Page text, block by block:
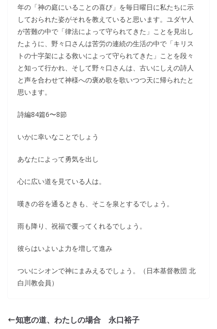
年の「神の庭にいることの喜び」を毎日曜日に私たちに示
しておられた姿がそれを教えていると思います。ユダヤ人
が苦難の中で「律法によって守られてきた」ことを見出し
たように、野々口さんは苦労の連続の生活の中で「キリス
トの十字架による救いによって守られてきた」ことを段々
と知って行かれ、そして野々口さんは、古いにしえの詩人
と声を合わせて神様への褒め歌を歌いつつ天に帰られたと
思います。
詩編84篇6〜8節
いかに幸いなことでしょう
あなたによって勇気を出し
心に広い道を見ている人は。
嘆きの谷を通るときも、そこを泉とするでしょう。
雨も降り、祝福で覆ってくれるでしょう。
彼らはいよいよ力を増して進み
ついにシオンで神にまみえるでしょう。（日本基督教団 北
白川教会員）
知恵の道、わたしの場合 永口裕子